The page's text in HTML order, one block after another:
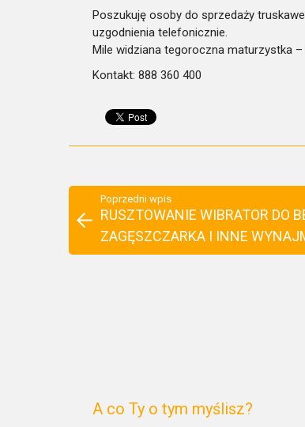
Poszukuję osoby do sprzedaży
uzgodnienia telefonicznie.
Mile widziana tegoroczna maturzystka
Kontakt: 888 360 400
Poprzedni wpis
RUSZTOWANIE WIBRATOR DO
ZAGĘSZCZARKA I INNE
A co Ty o tym myślisz?